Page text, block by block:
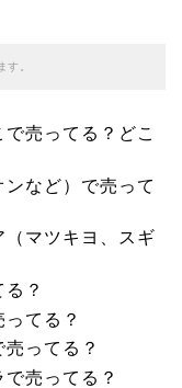
す。
売ってる？どこ
など）で売って
マツキヨ、スギ
？
てる？
ってる？
売ってる？